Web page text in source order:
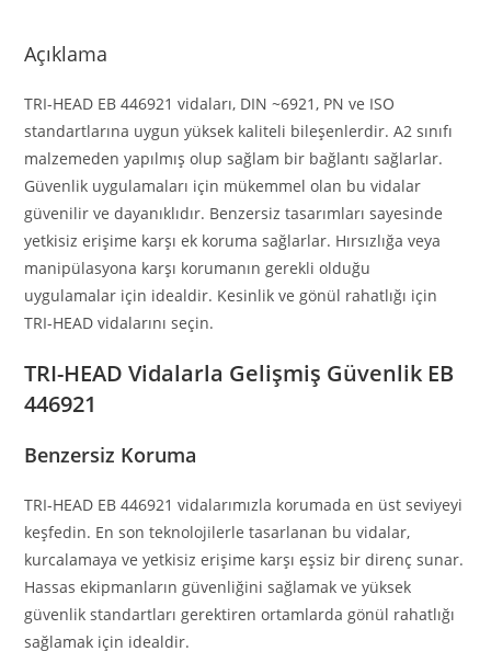
Açıklama
TRI-HEAD EB 446921 vidaları, DIN ~6921, PN ve ISO
standartlarına uygun yüksek kaliteli bileşenlerdir. A2 sınıfı
malzemeden yapılmış olup sağlam bir bağlantı sağlarlar.
Güvenlik uygulamaları için mükemmel olan bu vidalar
güvenilir ve dayanıklıdır. Benzersiz tasarımları sayesinde
yetkisiz erişime karşı ek koruma sağlarlar. Hırsızlığa veya
manipülasyona karşı korumanın gerekli olduğu
uygulamalar için idealdir. Kesinlik ve gönül rahatlığı için
TRI-HEAD vidalarını seçin.
TRI-HEAD Vidalarla Gelişmiş Güvenlik EB
446921
Benzersiz Koruma
TRI-HEAD EB 446921 vidalarımızla korumada en üst seviyeyi
keşfedin. En son teknolojilerle tasarlanan bu vidalar,
kurcalamaya ve yetkisiz erişime karşı eşsiz bir direnç sunar.
Hassas ekipmanların güvenliğini sağlamak ve yüksek
güvenlik standartları gerektiren ortamlarda gönül rahatlığı
sağlamak için idealdir.